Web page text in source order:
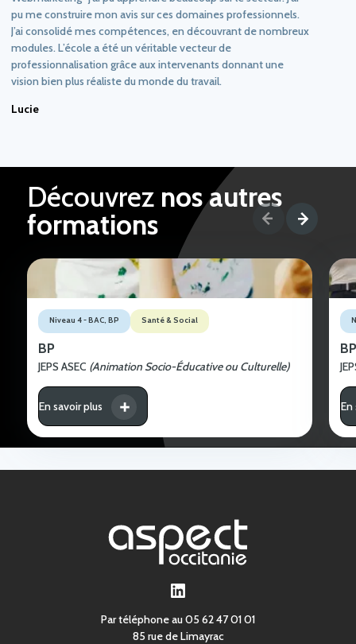
pu me construire mon avis sur ces domaines professionnels.
J’ai consolidé mes compétences, en découvrant de nombreux
modules. L’école a été un véritable vecteur de
professionnalisation grâce aux intervenants donnant une
vision bien plus réaliste du monde du travail.
Lucie
Découvrez nos autres
formations
JEPS ASEC (Animation Socio-Éducative ou Culturelle)
BP
Niveau 4 - BAC, BP Santé & Social
En savoir plus En
LinkedIn
Par téléphone au 05 62 47 01 01
85 rue de Limayrac